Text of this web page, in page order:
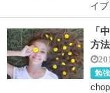
イ
「
方法
勉